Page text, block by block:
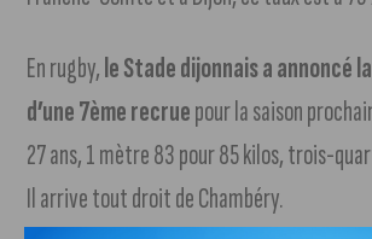
En rugby,le Stade dijonnais a annoncé
d’une 7ème recruepour la saison
27 ans, 1 mètre 83 pour 85 kilos, trois-
Il arrive tout droit de Chambéry.